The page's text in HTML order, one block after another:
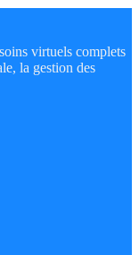
virtuels complets
la gestion des